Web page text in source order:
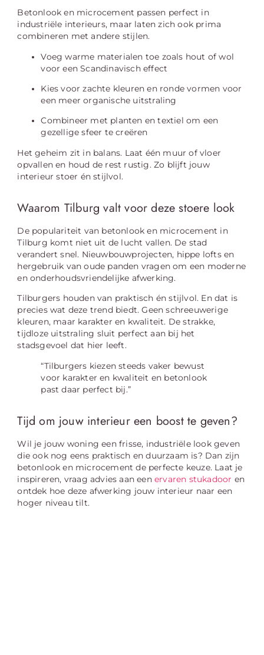
Betonlook en microcement passen perfect in
industriële interieurs, maar laten zich ook prima
combineren met andere stijlen.
Voeg warme materialen toe zoals hout of wol
voor een Scandinavisch effect
Kies voor zachte kleuren en ronde vormen voor
een meer organische uitstraling
Combineer met planten en textiel om een
gezellige sfeer te creëren
Het geheim zit in balans. Laat één muur of vloer
opvallen en houd de rest rustig. Zo blijft jouw
interieur stoer én stijlvol.
Waarom Tilburg valt voor deze stoere look
De populariteit van betonlook en microcement in
Tilburg komt niet uit de lucht vallen. De stad
verandert snel. Nieuwbouwprojecten, hippe lofts en
hergebruik van oude panden vragen om een moderne
en onderhoudsvriendelijke afwerking.
Tilburgers houden van praktisch én stijlvol. En dat is
precies wat deze trend biedt. Geen schreeuwerige
kleuren, maar karakter en kwaliteit. De strakke,
tijdloze uitstraling sluit perfect aan bij het
stadsgevoel dat hier leeft.
“Tilburgers kiezen steeds vaker bewust
voor karakter en kwaliteit en betonlook
past daar perfect bij.”
Tijd om jouw interieur een boost te geven?
Wil je jouw woning een frisse, industriële look geven
die ook nog eens praktisch en duurzaam is? Dan zijn
betonlook en microcement de perfecte keuze. Laat je
inspireren, vraag advies aan eenervaren stukadoor en
ontdek hoe deze afwerking jouw interieur naar een
hoger niveau tilt.